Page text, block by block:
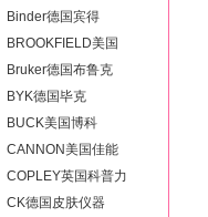
Binder德国宾得
BROOKFIELD美国
Bruker德国布鲁克
BYK德国毕克
BUCK美国博科
CANNON美国佳能
COPLEY英国科普力
CK德国皮肤仪器